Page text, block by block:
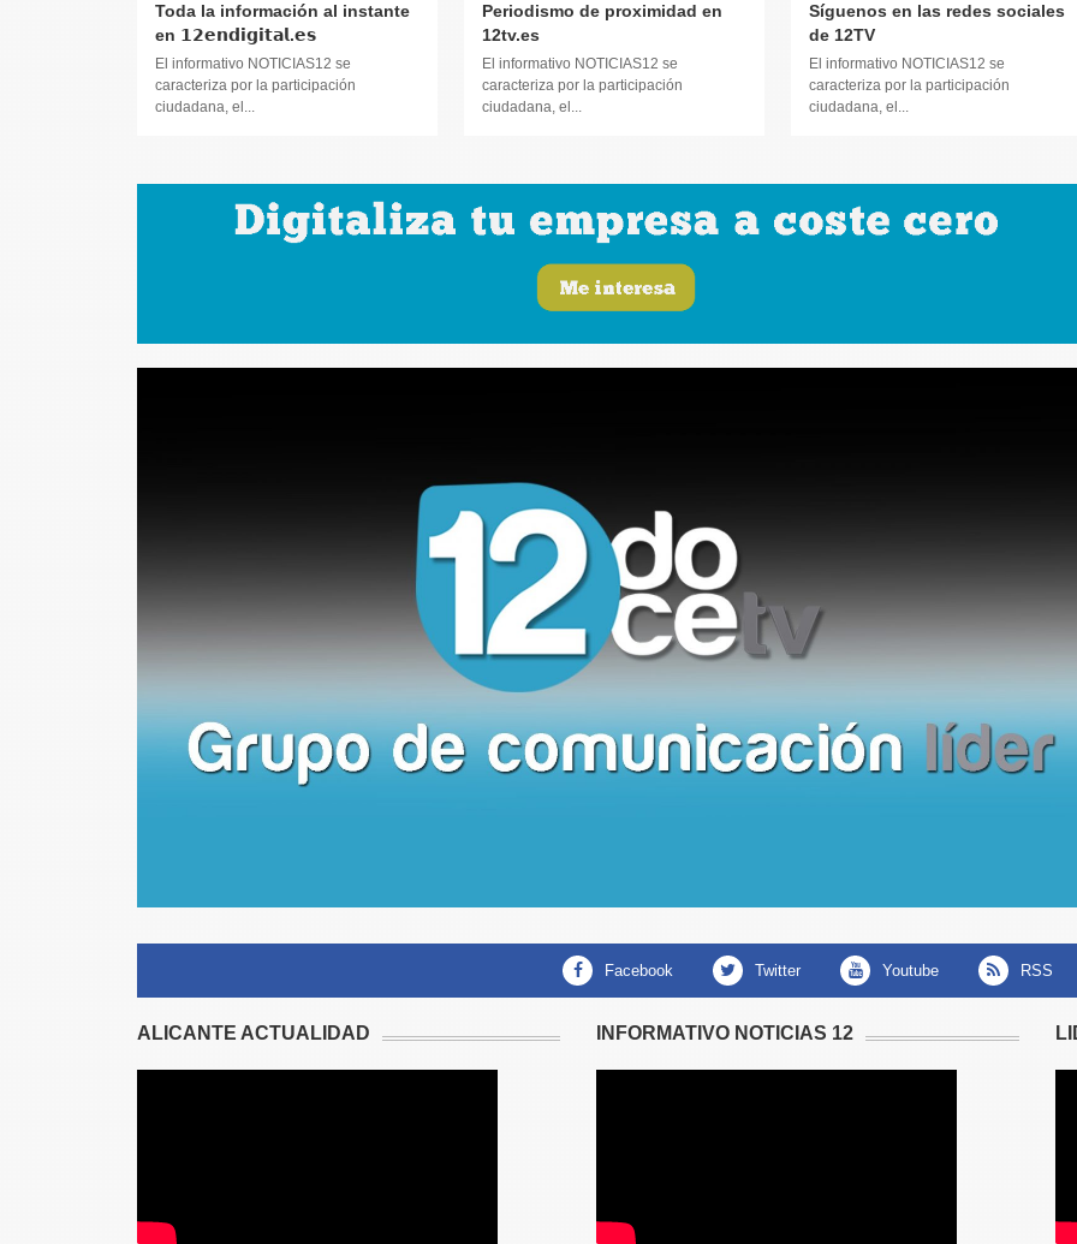
Toda la información al instante
en 𝟭𝟮𝗲𝗻𝗱𝗶𝗴𝗶𝘁𝗮𝗹.𝗲𝘀
El informativo NOTICIAS12 se
caracteriza por la participación
ciudadana, el...
Periodismo de proximidad en
12tv.es
El informativo NOTICIAS12 se
caracteriza por la participación
ciudadana, el...
Síguenos en las redes sociales
de 12TV
El informativo NOTICIAS12 se
caracteriza por la participación
ciudadana, el...
facebook twitter youtube RSS
ALICANTE ACTUALIDAD INFORMATIVO NOTICIAS 12